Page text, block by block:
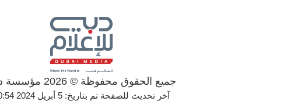
جميع الحقوق محفوظة © 2026 مؤسسة دبي
آخر تحديث للصفحة تم بتاريخ: 5 أبريل 2024 00:54